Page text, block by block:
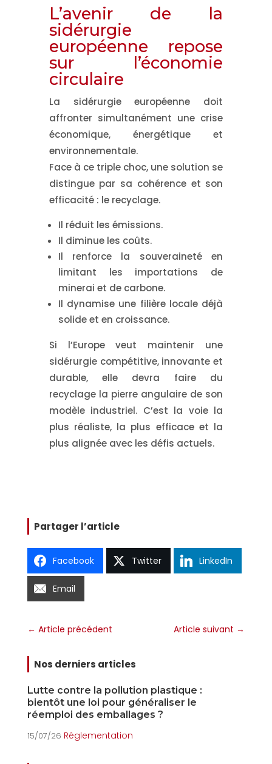
L’avenir de la
sidérurgie
européenne repose
sur l’économie
circulaire
La sidérurgie européenne doit
affronter simultanément une crise
économique, énergétique et
environnementale.
Face à ce triple choc, une solution se
distingue par sa cohérence et son
efficacité : le recyclage.
Il réduit les émissions.
Il diminue les coûts.
Il renforce la souveraineté en
limitant les importations de
minerai et de carbone.
Il dynamise une filière locale déjà
solide et en croissance.
Si l’Europe veut maintenir une
sidérurgie compétitive, innovante et
durable, elle devra faire du
recyclage la pierre angulaire de son
modèle industriel. C’est la voie la
plus réaliste, la plus efficace et la
plus alignée avec les défis actuels.
Partager l’article
Facebook Twitter LinkedIn
Email
← Article précédent Article suivant →
Nos derniers articles
Lutte contre la pollution plastique :
bientôt une loi pour généraliser le
réemploi des emballages ?
15/07/26 Réglementation